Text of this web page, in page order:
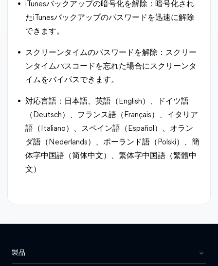
iTunesバックアップの暗号化を解除：暗号化され
たiTunesバックアップのパスワードを迅速に解除
できます。
スクリーンタイムのパスワードを解除：スクリー
ンタイムパスコードを忘れた場合にスクリーンタ
イムをバイパスできます。
対応言語：日本語、英語（English）、ドイツ語
（Deutsch）、フランス語（Français）、イタリア
語（Italiano）、スペイン語（Español）、オラン
ダ語（Nederlands）、ポーランド語（Polski）、簡
体字中国語（简体中文）、繁体字中国語（繁體中
文）
製品